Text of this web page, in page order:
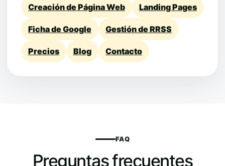
Creación de Página Web Landing Pages
Ficha de Google Gestión de RRSS
Precios Blog Contacto
FAQ
Preguntas frecuentes